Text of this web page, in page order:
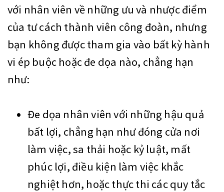
với nhân viên về những ưu và nhược điểm
của tư cách thành viên công đoàn, nhưng
bạn không được tham gia vào bất kỳ hành
vi ép buộc hoặc đe dọa nào, chẳng hạn
như:
Đe dọa nhân viên với những hậu quả
bất lợi, chẳng hạn như đóng cửa nơi
làm việc, sa thải hoặc kỷ luật, mất
phúc lợi, điều kiện làm việc khắc
nghiệt hơn, hoặc thực thi các quy tắc